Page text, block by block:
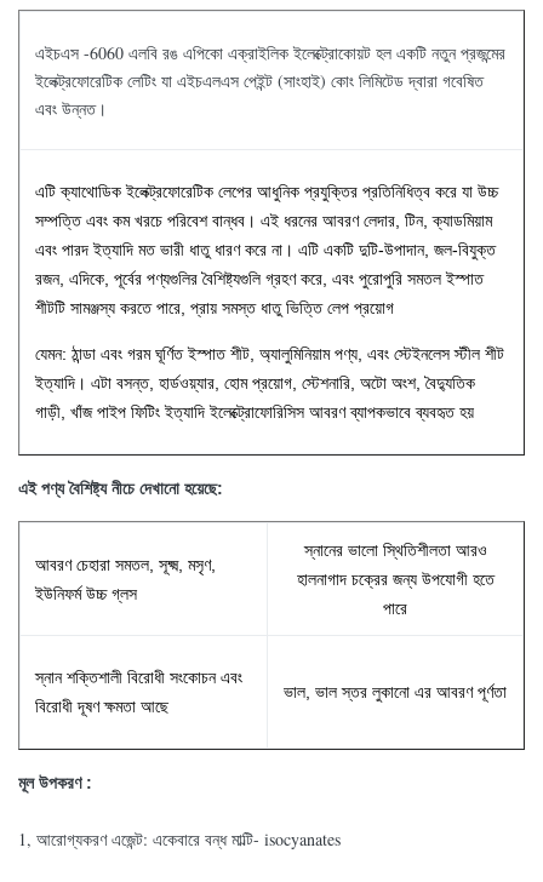
এইচএস -6060 এলবি রঙ এপিকো এক্রাইলিক ইলেক্ট্রোকোয়ট হল একটি নতুন প্রজন্মের
ইলেক্ট্রফোরেটিক লেটিং যা এইচএলএস পেইন্ট (সাংহাই) কোং লিমিটেড দ্বারা গবেষিত
এবং উন্নত।
এটি ক্যাথোডিক ইলেক্ট্রফোরেটিক লেপের আধুনিক প্রযুক্তির প্রতিনিধিত্ব করে যা উচ্চ
সম্পত্তি এবং কম খরচে পরিবেশ বান্ধব। এই ধরনের আবরণ লেদার, টিন, ক্যাডমিয়াম
এবং পারদ ইত্যাদি মত ভারী ধাতু ধারণ করে না। এটি একটি দুটি-উপাদান, জল-বিযুক্ত
রজন, এদিকে, পূর্বের পণ্যগুলির বৈশিষ্ট্যগুলি গ্রহণ করে, এবং পুরোপুরি সমতল ইস্পাত
শীটটি সামঞ্জস্য করতে পারে, প্রায় সমস্ত ধাতু ভিত্তি লেপ প্রয়োগ
যেমন: ঠান্ডা এবং গরম ঘূর্ণিত ইস্পাত শীট, অ্যালুমিনিয়াম পণ্য, এবং স্টেইনলেস স্টীল শীট
ইত্যাদি। এটা বসন্ত, হার্ডওয়্যার, হোম প্রয়োগ, স্টেশনারি, অটো অংশ, বৈদ্যুতিক
গাড়ী, খাঁজ পাইপ ফিটিং ইত্যাদি ইলেক্ট্রোফোরিসিস আবরণ ব্যাপকভাবে ব্যবহৃত হয়
এই পণ্য বৈশিষ্ট্য নীচে দেখানো হয়েছে:
আবরণ চেহারা সমতল, সূক্ষ্ম, মসৃণ,
ইউনিফর্ম উচ্চ গ্লস
স্নানের ভালো স্থিতিশীলতা আরও
হালনাগাদ চক্রের জন্য উপযোগী হতে
পারে
স্নান শক্তিশালী বিরোধী সংকোচন এবং
বিরোধী দূষণ ক্ষমতা আছে
ভাল, ভাল স্তর লুকানো এর আবরণ পূর্ণতা
মূল উপকরণ :
1, আরোগ্যকরণ এজেন্ট: একেবারে বন্ধ মাল্টি- isocyanates